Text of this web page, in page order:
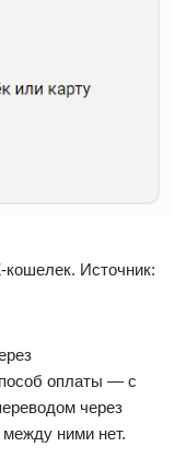
кошелек. Источник:
оплаты — с
через
ними нет.